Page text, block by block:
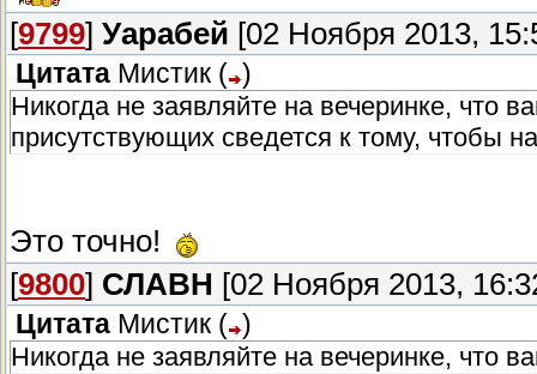
[9799] Уарабей [02 Ноября 2013,
Цитата Мистик ( )
Никогда не заявляйте на вечеринке, что
присутствующих сведется к тому, чтобы
Это точно!
[9800] СЛАВН [02 Ноября 2013,
Цитата Мистик ( )
Никогда не заявляйте на вечеринке, что